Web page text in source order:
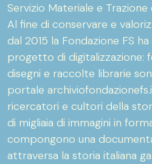
Servizio Materiale e
Al fine di conservare e
dal 2015 la Fondazione FS
progetto di digitalizzazione:
disegni e raccolte librarie
portale
ricercatori e cultori della
di migliaia di immagini in
compongono una
attraversa la storia italiana